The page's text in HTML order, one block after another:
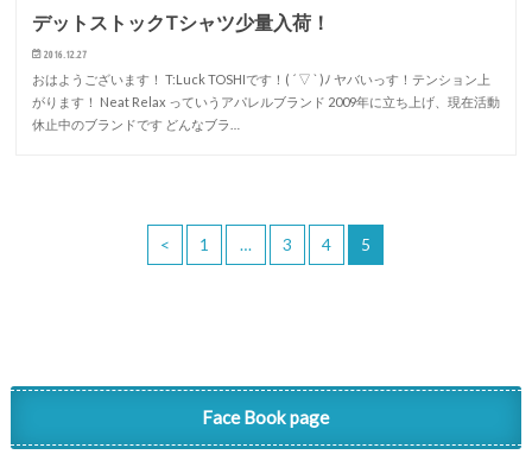
デットストックTシャツ少量入荷！
2016.12.27
おはようございます！ T:Luck TOSHIです！( ´ ▽ ` )ﾉ ヤバいっす！テンション上
がります！ Neat Relax っていうアパレルブランド 2009年に立ち上げ、現在活動
休止中のブランドです どんなブラ…
< 1 … 3 4 5
Face Book page